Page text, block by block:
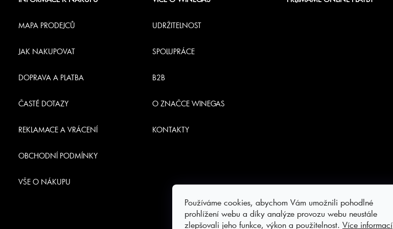
Používáme cookies, abychom Vám umožnili pohodlné
prohlížení webu a díky analýze provozu webu neustále
zlepšovali jeho funkce, výkon a použitelnost. Více informací
MAPA PRODEJCŮ
JAK NAKUPOVAT
DOPRAVA A PLATBA
ČASTÉ DOTAZY
REKLAMACE A VRÁCENÍ
OBCHODNÍ PODMÍNKY
VŠE O NÁKUPU
UDRŽITELNOST
SPOLUPRÁCE
B2B
O ZNAČCE WINEGAS
KONTAKTY